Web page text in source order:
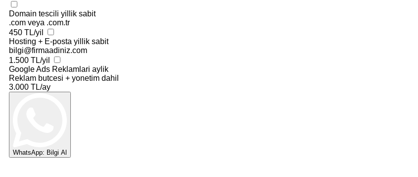
Domain tescili yillik sabit
.com veya .com.tr
450 TL/yil
Hosting + E-posta yillik sabit
bilgi@firmaadiniz.com
1.500 TL/yil
Google Ads Reklamlari aylik
Reklam butcesi + yonetim dahil
3.000 TL/ay
WhatsApp: Bilgi Al